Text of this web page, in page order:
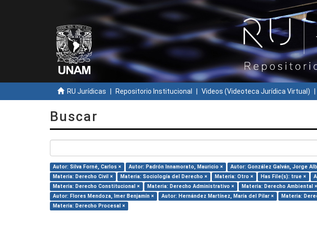
RU Jurídicas Repositorio Institucional Videos (Videoteca Jurídica Virtual)
Buscar
Autor: Silva Forné, Carlos × Autor: Padrón Innamorato, Mauricio × Autor: González Galván, Jorge
Materia: Derecho Civil ×
Materia: Sociología del Derecho × Materia: Otro × Has File(s): true ×
Materia: Derecho Constitucional ×
Materia: Derecho Administrativo × Materia: Derecho Ambiental ×
Autor: Flores Mendoza, Imer Benjamín ×
Autor: Hernández Martínez, María del Pilar × Materia:
Materia: Derecho Procesal ×